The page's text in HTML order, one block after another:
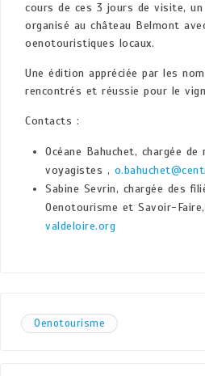
cours de ces 3 jours de visite, un
organisé au château Belmont
oenotouristiques locaux.
Une édition appréciée par les
rencontrés et réussie pour le
Contacts :
Océane Bahuchet, chargée
voyagistes ,
Sabine Sevrin, chargée des
Oenotourisme et Savoir-Faire,
valdeloire.org
Oenotourisme